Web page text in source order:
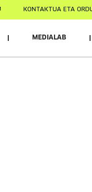
KONTAKTUA ETA
MEDIALAB